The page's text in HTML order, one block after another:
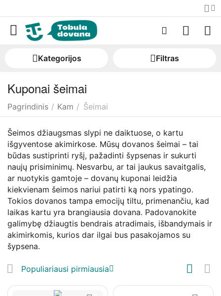
Kategorijos Filtras
Kuponai šeimai
Pagrindinis / Kam / Šeimai
Šeimos džiaugsmas slypi ne daiktuose, o kartu
išgyventose akimirkose. Mūsų dovanos šeimai – tai
būdas sustiprinti ryšį, pažadinti šypsenas ir sukurti
naujų prisiminimų. Nesvarbu, ar tai jaukus savaitgalis,
ar nuotykis gamtoje – dovanų kuponai leidžia
kiekvienam šeimos nariui patirti ką nors ypatingo.
Tokios dovanos tampa emocijų tiltu, primenančiu, kad
laikas kartu yra brangiausia dovana. Padovanokite
galimybę džiaugtis bendrais atradimais, išbandymais ir
akimirkomis, kurios dar ilgai bus pasakojamos su
šypsena.
Populiariausi pirmiausia